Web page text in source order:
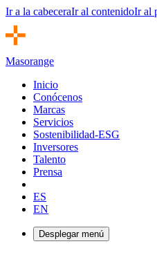
Ir a la cabeceraIr al contenidoIr al
Masorange
Inicio
Conócenos
Sobre nosotros
Canal de Ética
Certificados
Marcas
Servicios
Sostenibilidad-ESG
Inversores
Gobierno corporativo
Rating
Talento
Prensa
Contacto
ES
EN
Desplegar menú